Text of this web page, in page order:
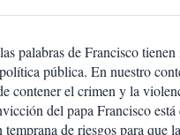
palabras de Francisco
pública. En nuestro
contener el crimen y la
del papa Francisco
de riesgos para que